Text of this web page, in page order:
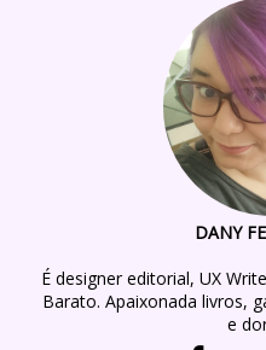
DANY
É designer editorial, UX
Barato. Apaixonada livros,
e